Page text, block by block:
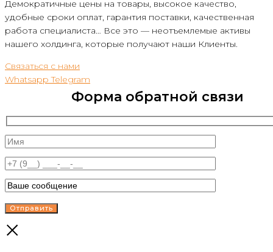
Демократичные цены на товары, высокое качество,
удобные сроки оплат, гарантия поставки, качественная
работа специалиста… Все это — неотъемлемые активы
нашего холдинга, которые получают наши Клиенты.
Связаться с нами
Whatsapp Telegram
Форма обратной связи